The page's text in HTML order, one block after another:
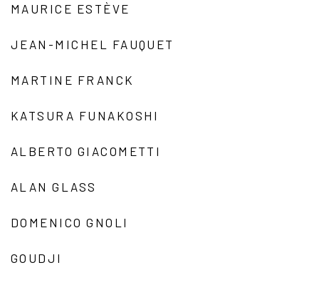
MAURICE ESTÈVE
JEAN-MICHEL FAUQUET
MARTINE FRANCK
KATSURA FUNAKOSHI
ALBERTO GIACOMETTI
ALAN GLASS
DOMENICO GNOLI
GOUDJI